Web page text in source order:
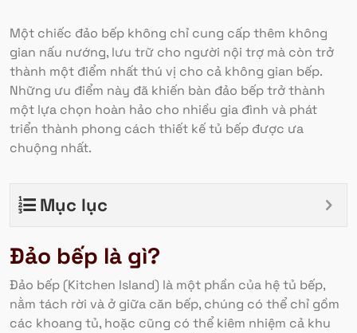
Một chiếc đảo bếp không chỉ cung cấp thêm không
gian nấu nướng, lưu trữ cho người nội trợ mà còn trở
thành một điểm nhất thú vị cho cả không gian bếp.
Những ưu điểm này đã khiến bàn đảo bếp trở thành
một lựa chọn hoàn hảo cho nhiều gia đình và phát
triển thành phong cách thiết kế tủ bếp được ưa
chuộng nhất.
Mục lục
Đảo bếp là gì?
Đảo bếp (Kitchen Island) là một phần của hệ tủ bếp,
nằm tách rời và ở giữa căn bếp, chúng có thể chỉ gồm
các khoang tủ, hoặc cũng có thể kiêm nhiệm cả khu